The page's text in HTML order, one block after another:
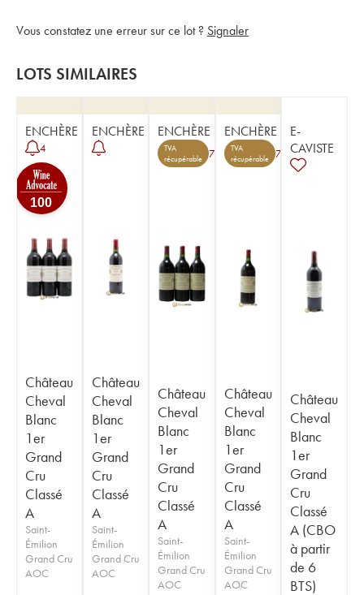
Vous constatez une erreur sur ce lot ? Signaler
LOTS SIMILAIRES
ENCHÈRE
4
100
Château
Cheval
Blanc
1er
Grand
Cru
Classé
A
Saint-
Émilion
Grand Cru
AOC
ENCHÈRE
Château
Cheval
Blanc
1er
Grand
Cru
Classé
A
Saint-
Émilion
Grand Cru
AOC
ENCHÈRE
TVA
récupérable
7
Château
Cheval
Blanc
1er
Grand
Cru
Classé
A
Saint-
Émilion
Grand Cru
AOC
ENCHÈRE
TVA
récupérable
7
Château
Cheval
Blanc
1er
Grand
Cru
Classé
A
Saint-
Émilion
Grand Cru
AOC
E-
CAVISTE
Château
Cheval
Blanc
1er
Grand
Cru
Classé
A (CBO
à partir
de 6
BTS)